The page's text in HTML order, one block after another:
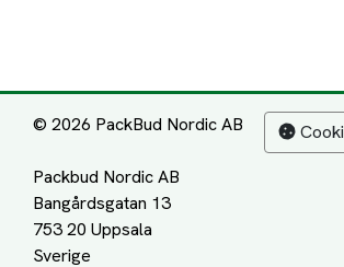
© 2026 PackBud Nordic AB
Packbud Nordic AB
Bangårdsgatan 13
753 20 Uppsala